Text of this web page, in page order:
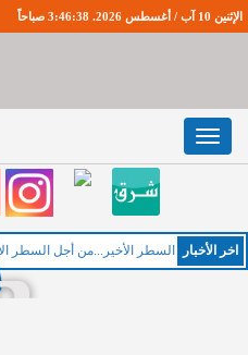
الإثنين 10 آب / أغسطس 2026. 3:46:39 صباحاً
Toggle
navigation
اخر اﻷخبار